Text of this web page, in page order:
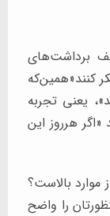
برداشت‌های
کنند«همین‌که
یعنی تجربه
هرروز این
از موارد بالاست؟
را واضح